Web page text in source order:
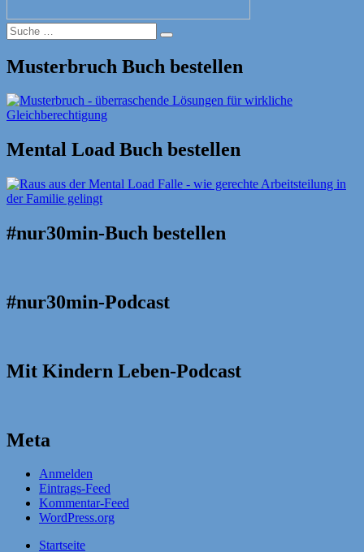
Suche
nach:
Suche
Musterbruch Buch bestellen
Mental Load Buch bestellen
#nur30min-Buch bestellen
#nur30min-Podcast
Mit Kindern Leben-Podcast
Meta
Anmelden
Eintrags-Feed
Kommentar-Feed
WordPress.org
Startseite